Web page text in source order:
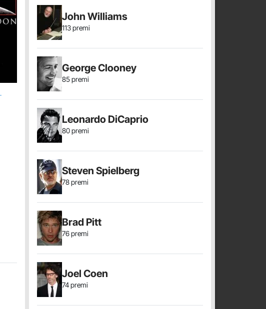
John Williams
113 premi
George Clooney
85 premi
Leonardo DiCaprio
80 premi
Steven Spielberg
78 premi
Brad Pitt
76 premi
Joel Coen
74 premi